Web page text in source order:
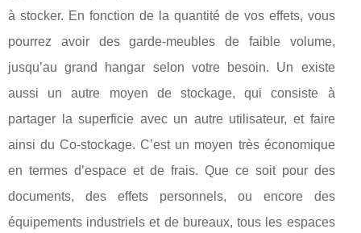
à stocker. En fonction de la quantité de vos effets, vous
pourrez avoir des garde-meubles de faible volume,
jusqu’au grand hangar selon votre besoin. Un existe
aussi un autre moyen de stockage, qui consiste à
partager la superficie avec un autre utilisateur, et faire
ainsi du Co-stockage. C’est un moyen très économique
en termes d’espace et de frais. Que ce soit pour des
documents, des effets personnels, ou encore des
équipements industriels et de bureaux, tous les espaces